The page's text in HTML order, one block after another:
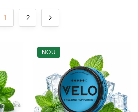
1 2
NOU